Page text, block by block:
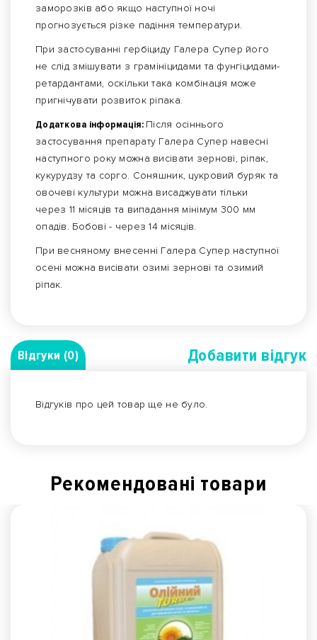
заморозків або якщо наступної ночі
прогнозується різке падіння температури.
При застосуванні гербіциду Галера Супер його
не слід змішувати з грамініцидами та фунгіцидами-
ретардантами, оскільки така комбінація може
пригнічувати розвиток ріпака.
Додаткова інформація: Після осіннього
застосування препарату Галера Супер навесні
наступного року можна висівати зернові, ріпак,
кукурудзу та сорго. Соняшник, цукровий буряк та
овочеві культури можна висаджувати тільки
через 11 місяців та випадання мінімум 300 мм
опадів. Бобові - через 14 місяців.
При весняному внесенні Галера Супер наступної
осені можна висівати озимі зернові та озимий
ріпак.
Відгуки (0) Добавити вiдгук
Відгуків про цей товар ще не було.
Рекомендованi товари